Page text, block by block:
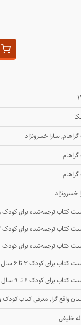
,سارا خسرونژاد
خسرونژاد
کتاب ترجمه‌شده برای کودک
کتاب ترجمه‌شده برای کودک ۳ تا ۶ سال
کتاب ترجمه‌شده برای کودک ۶ تا ۹ سال
کتاب برای کودک ۳ تا ۶ سال
کتاب برای کودک ۶ تا ۹ سال
واقع گرا,معرفی کتاب کودک
خلیفی